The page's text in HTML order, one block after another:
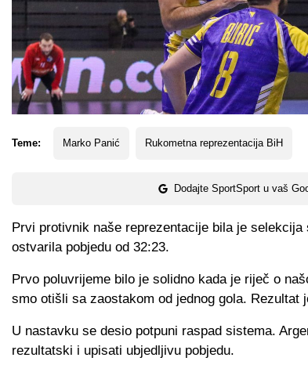
Teme: Marko Panić Rukometna reprezentacija BiH
Dodajte SportSport u vaš
Prvi protivnik naše reprezentacije bila je selekcija
ostvarila pobjedu od 32:23.
Prvo poluvrijeme bilo je solidno kada je riječ o
smo otišli sa zaostakom od jednog gola. Rezultat
U nastavku se desio potpuni raspad sistema.
rezultatski i upisati ubjedljivu pobjedu.